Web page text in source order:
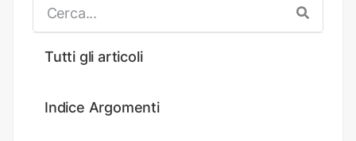
Tutti gli articoli
Indice Argomenti